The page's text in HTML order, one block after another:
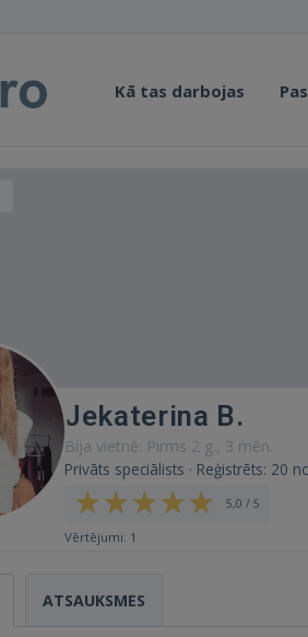
Kā tas darbojas
Jekaterina B.
Bija vietnē: Pirms 2 g., 3 mēn.
Privāts speciālists · Reģistrēts: 20
5,0 / 5
Vērtējumi: 1
ATSAUKSMES